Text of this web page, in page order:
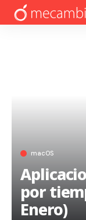
macOS
por
Enero)